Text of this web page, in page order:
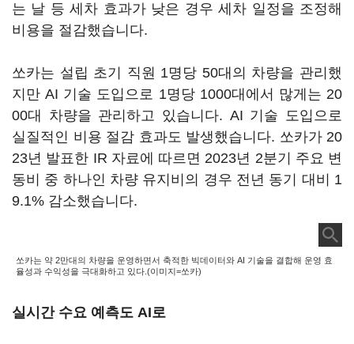
는 날 등 세차 효과가 낮은 경우 세차 일정을 조정해
비용을 절감했습니다.
쏘카는 설립 초기 직원 1명당 50대의 차량을 관리했
지만 AI 기술 도입으로 1명당 1000대에서 많게는 20
00대 차량을 관리하고 있습니다. AI 기술 도입으로
실질적인 비용 절감 효과도 발생했습니다. 쏘카가 20
23년 발표한 IR 자료에 따르면 2023년 2분기 주요 변
동비 중 하나인 차량 유지비의 경우 전년 동기 대비 1
9.1% 감소했습니다.
쏘카는 약 2만대의 차량을 운영하면서 축적한 빅데이터와 AI 기술을 결합해 운영 효
율성과 수익성을 극대화하고 있다.(이미지=쏘카)
실시간 수요 예측도 AI로